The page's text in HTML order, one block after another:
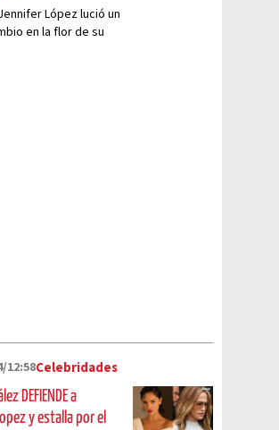
López lució un
en la flor de su
12:58Celebridades
DEFIENDE a
y estalla por el